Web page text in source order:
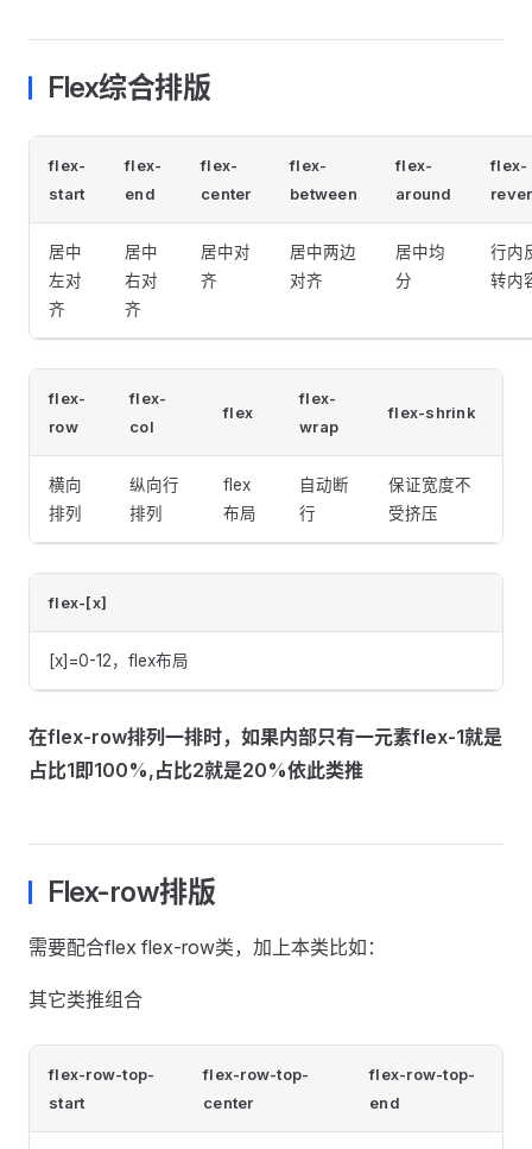
Flex综合排版
flex-
start
flex-
end
flex-
center
flex-
between
flex-
around
flex-
居中
左对
齐
居中
右对
齐
居中对
齐
居中两边
对齐
居中均
分
行内
转内
flex-
row
flex-
col
flex
flex-
wrap
flex-shrink
横向
排列
纵向行
排列
flex
布局
自动断
行
保证宽度不
受挤压
flex-[x]
[x]=0-12，flex布局
在flex-row排列一排时，如果内部只有一元素flex-1就是
占比1即100%,占比2就是20%依此类推
Flex-row排版
需要配合flex flex-row类，加上本类比如：
其它类推组合
flex-row-top-
start
flex-row-top-
center
flex-row-top-
end